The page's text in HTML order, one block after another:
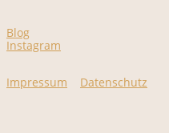
Blog
Instagram
Impressum Datenschutz